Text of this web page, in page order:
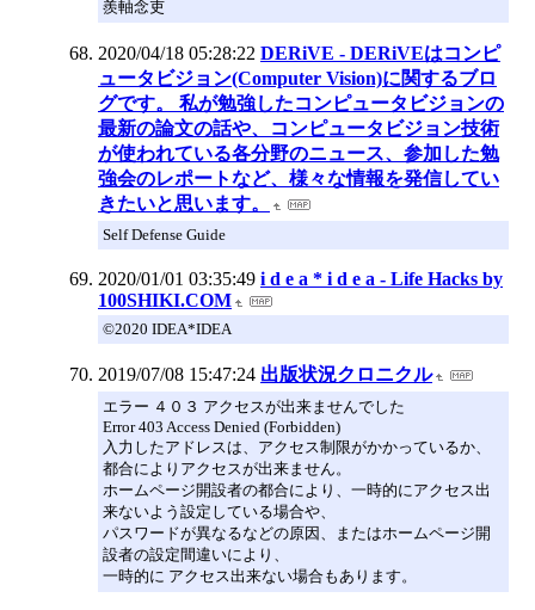
羨軸念吏
2020/04/18 05:28:22 DERiVE - DERiVEはコンピ
ュータビジョン(Computer Vision)に関するブロ
グです。 私が勉強したコンピュータビジョンの
最新の論文の話や、コンピュータビジョン技術
が使われている各分野のニュース、参加した勉
強会のレポートなど、様々な情報を発信してい
きたいと思います。
Self Defense Guide
2020/01/01 03:35:49 i d e a * i d e a - Life Hacks by
100SHIKI.COM
©2020 IDEA*IDEA
2019/07/08 15:47:24 出版状況クロニクル
エラー ４０３ アクセスが出来ませんでした
Error 403 Access Denied (Forbidden)
入力したアドレスは、アクセス制限がかかっているか、
都合によりアクセスが出来ません。
ホームページ開設者の都合により、一時的にアクセス出
来ないよう設定している場合や、
パスワードが異なるなどの原因、またはホームページ開
設者の設定間違いにより、
一時的に アクセス出来ない場合もあります。